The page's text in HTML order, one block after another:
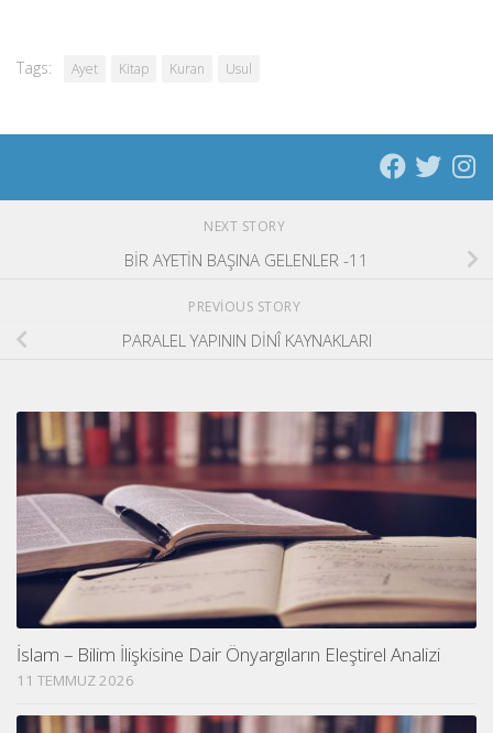
Tags: Ayet Kitap Kuran Usul
NEXT STORY
BİR AYETİN BAŞINA GELENLER -11
PREVIOUS STORY
PARALEL YAPININ DİNÎ KAYNAKLARI
İslam – Bilim İlişkisine Dair Önyargıların Eleştirel Analizi
11 TEMMUZ 2026